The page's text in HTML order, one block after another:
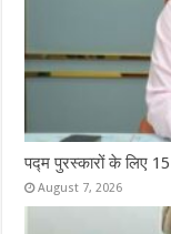
पद्म पुरस्कारों के लिए
August 7, 2026